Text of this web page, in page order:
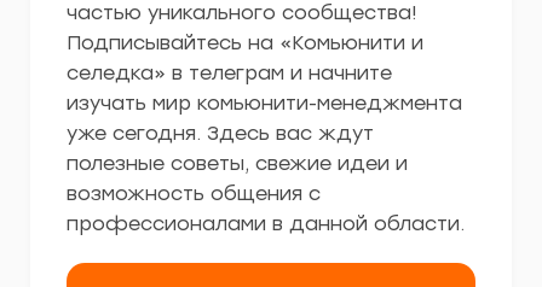
частью уникального сообщества!
Подписывайтесь на «Комьюнити и
селедка» в телеграм и начните
изучать мир комьюнити-менеджмента
уже сегодня. Здесь вас ждут
полезные советы, свежие идеи и
возможность общения с
профессионалами в данной области.